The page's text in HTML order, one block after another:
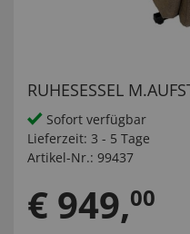
RUHESESSEL
Sofort verfügbar
Lieferzeit: 3 - 5 Tage
Artikel-Nr.: 99437
€ 949,00